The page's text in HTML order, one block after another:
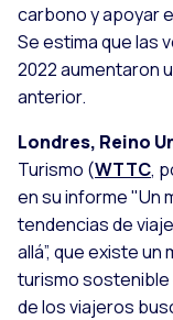
carbono y apoyar
Se estima que las
2022 aumentaron
anterior.
Londres, Reino
Turismo (WTTC,
en su informe "Un
tendencias de
allá”, que existe
turismo
de los viajeros